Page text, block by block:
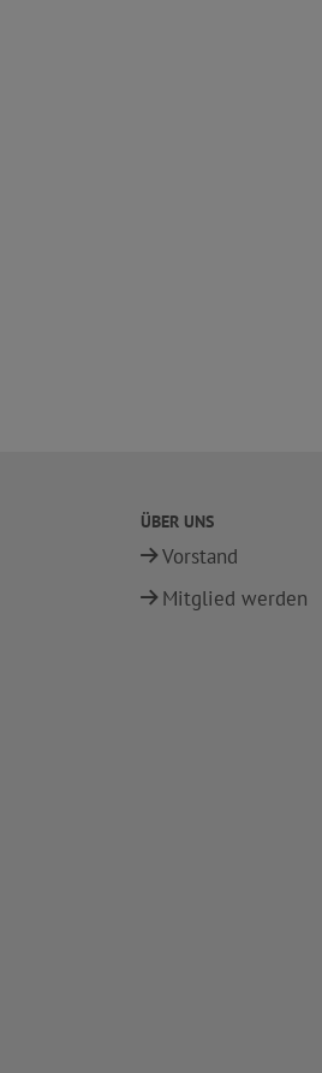
ÜBER UNS
Vorstand
Mitglied werden